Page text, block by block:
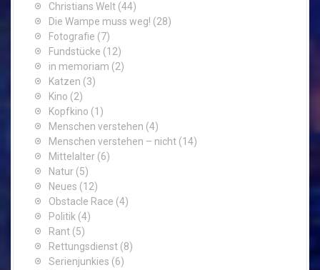
Christians Welt (44)
Die Wampe muss weg! (28)
Fotografie (7)
Fundstücke (12)
in memoriam (2)
Katzen (3)
Kino (2)
Kopfkino (1)
Menschen verstehen (4)
Menschen verstehen – nicht (14)
Mittelalter (6)
Natur (5)
Neues (12)
Obstacle Race (4)
Politik (4)
Rant (5)
Rettungsdienst (8)
Serienjunkies (6)